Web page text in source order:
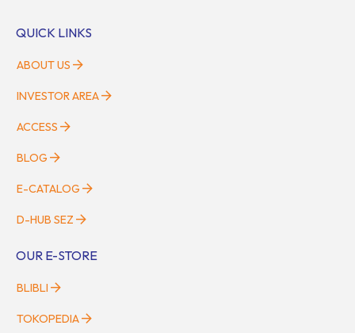
QUICK LINKS
ABOUT US
INVESTOR AREA
ACCESS
BLOG
E-CATALOG
D-HUB SEZ
OUR E-STORE
BLIBLI
TOKOPEDIA